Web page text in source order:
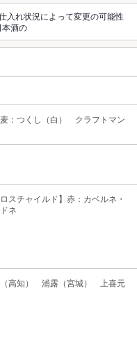
れ状況によって変更の可能性
酒の
：つくし（白） クラフトマン
スチャイルド】赤：カベルネ・
ネ
高知） 浦露（宮城） 上喜元